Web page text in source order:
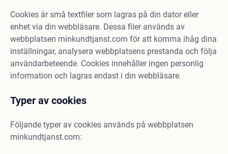
Cookies är små textfiler som lagras på din dator eller
enhet via din webbläsare. Dessa filer används av
webbplatsen minkundtjanst.com för att komma ihåg dina
inställningar, analysera webbplatsens prestanda och följa
användarbeteende. Cookies innehåller ingen personlig
information och lagras endast i din webbläsare.
Typer av cookies
Följande typer av cookies används på webbplatsen
minkundtjanst.com: